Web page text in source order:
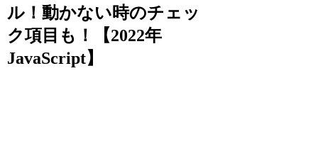
ル！動かない時のチェッ
ク項目も！【2022年
JavaScript】